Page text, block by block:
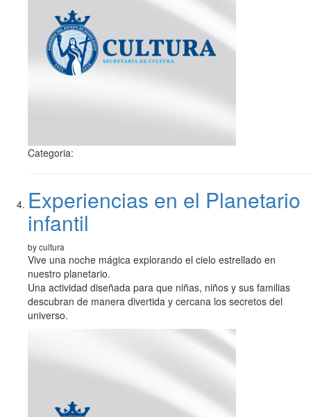
Categoria:
Experiencias en el Planetario
infantil
by cultura
Vive una noche mágica explorando el cielo estrellado en
nuestro planetario.
Una actividad diseñada para que niñas, niños y sus familias
descubran de manera divertida y cercana los secretos del
universo.